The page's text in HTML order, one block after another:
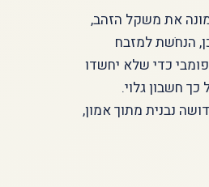
את משקל הזהב,
הנחֹשת למזבח
כדי שלא יחשדו
חשבון גלוי.
נבנית מתוך אמון,